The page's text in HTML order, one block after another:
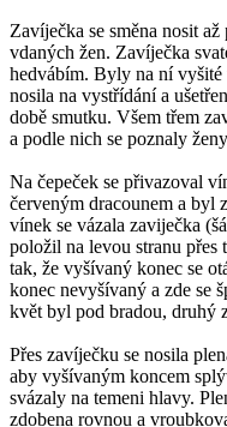
Zavíječka se směna nosit
vdaných žen. Zavíječka
hedvábím. Byly na ní
nosila na vystřídání a
době smutku. Všem třem
a podle nich se poznaly
Na čepeček se přivazoval
červeným dracounem a byl
vínek se vázala zaviječka
položil na levou stranu přes
tak, že vyšívaný konec se
konec nevyšívaný a zde se
květ byl pod bradou, druhý
Přes zavíječku se nosila
aby vyšívaným koncem
svázaly na temeni hlavy.
zdobena rovnou a